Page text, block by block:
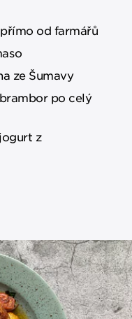
od farmářů
ze Šumavy
po celý
z